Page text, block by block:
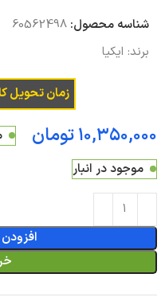
شناسه محصول:60562498
برند: ایکیا
زمان تحویل کالا 1 الی 7 روز کاری
تومان
موجود در انبار